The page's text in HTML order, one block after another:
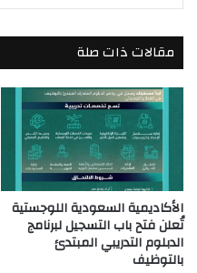
مقالات ذات صلة
الأكاديمية السعودية اللوجستية
تُعلن فتح باب التسجيل لبرنامج
الدبلوم التدريبي المبتدئ
بالتوظيف